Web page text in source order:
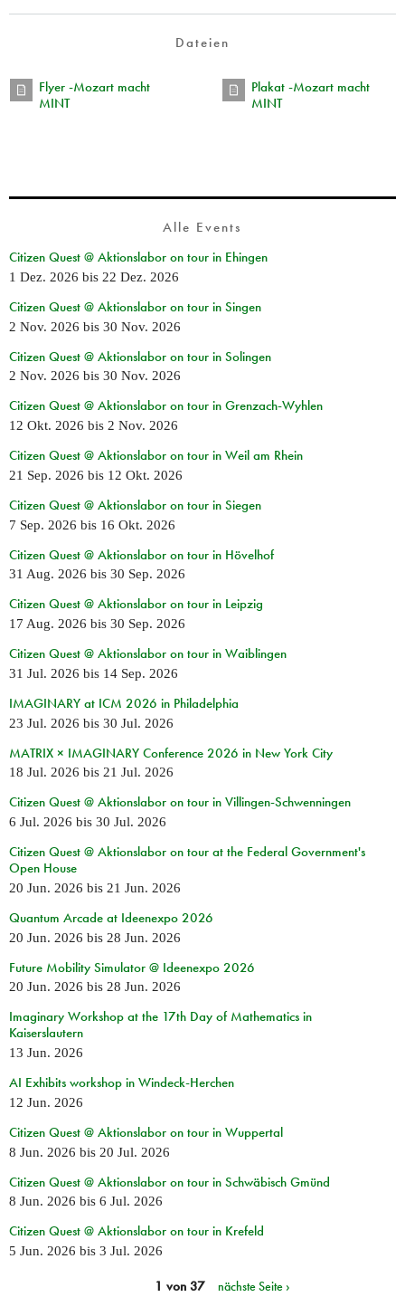
Dateien
Flyer -Mozart macht
MINT
Plakat -Mozart macht
MINT
Alle Events
Citizen Quest @ Aktionslabor on tour in Ehingen
1 Dez. 2026 bis 22 Dez. 2026
Citizen Quest @ Aktionslabor on tour in Singen
2 Nov. 2026 bis 30 Nov. 2026
Citizen Quest @ Aktionslabor on tour in Solingen
2 Nov. 2026 bis 30 Nov. 2026
Citizen Quest @ Aktionslabor on tour in Grenzach-Wyhlen
12 Okt. 2026 bis 2 Nov. 2026
Citizen Quest @ Aktionslabor on tour in Weil am Rhein
21 Sep. 2026 bis 12 Okt. 2026
Citizen Quest @ Aktionslabor on tour in Siegen
7 Sep. 2026 bis 16 Okt. 2026
Citizen Quest @ Aktionslabor on tour in Hövelhof
31 Aug. 2026 bis 30 Sep. 2026
Citizen Quest @ Aktionslabor on tour in Leipzig
17 Aug. 2026 bis 30 Sep. 2026
Citizen Quest @ Aktionslabor on tour in Waiblingen
31 Jul. 2026 bis 14 Sep. 2026
IMAGINARY at ICM 2026 in Philadelphia
23 Jul. 2026 bis 30 Jul. 2026
MATRIX × IMAGINARY Conference 2026 in New York City
18 Jul. 2026 bis 21 Jul. 2026
Citizen Quest @ Aktionslabor on tour in Villingen-Schwenningen
6 Jul. 2026 bis 30 Jul. 2026
Citizen Quest @ Aktionslabor on tour at the Federal Government's
Open House
20 Jun. 2026 bis 21 Jun. 2026
Quantum Arcade at Ideenexpo 2026
20 Jun. 2026 bis 28 Jun. 2026
Future Mobility Simulator @ Ideenexpo 2026
20 Jun. 2026 bis 28 Jun. 2026
Imaginary Workshop at the 17th Day of Mathematics in
Kaiserslautern
13 Jun. 2026
AI Exhibits workshop in Windeck-Herchen
12 Jun. 2026
Citizen Quest @ Aktionslabor on tour in Wuppertal
8 Jun. 2026 bis 20 Jul. 2026
Citizen Quest @ Aktionslabor on tour in Schwäbisch Gmünd
8 Jun. 2026 bis 6 Jul. 2026
Citizen Quest @ Aktionslabor on tour in Krefeld
5 Jun. 2026 bis 3 Jul. 2026
1 von 37 nächste Seite ›